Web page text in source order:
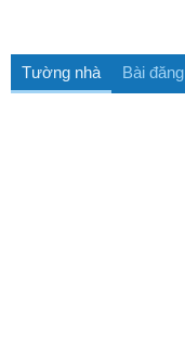
Tường nhà Bài đăng